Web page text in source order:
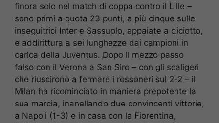
finora solo nel match di coppa contro il Lille –
sono primi a quota 23 punti, a più cinque sulle
inseguitrici Inter e Sassuolo, appaiate a diciotto,
e addirittura a sei lunghezze dai campioni in
carica della Juventus. Dopo il mezzo passo
falso con il Verona a San Siro – con gli scaligeri
che riuscirono a fermare i rossoneri sul 2-2 – il
Milan ha ricominciato in maniera prepotente la
sua marcia, inanellando due convincenti vittorie,
a Napoli (1-3) e in casa con la Fiorentina,